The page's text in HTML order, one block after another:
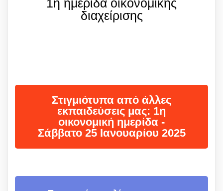
1η ημερίδα οικονομικής
διαχείρισης
Στιγμιότυπα από άλλες
εκπαιδεύσεις μας: 1η
οικονομική ημερίδα -
Σάββατο 25 Ιανουαρίου 2025